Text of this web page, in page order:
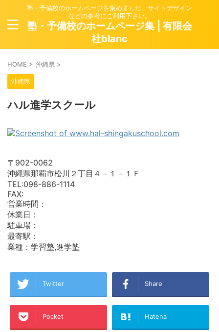
塾・予備校のホームページを集めました。サイトデザイン
などの参考にご利用下さい。
塾・予備校のホームページ集 | 有限会
社blanc
HOME > 沖縄県 >
沖縄県
ハル進学スクール
〒902-0062
沖縄県那覇市松川２丁目４－１－１Ｆ
TEL:098-886-1114
FAX:
営業時間：
休業日：
駐車場：
最寄駅：
業種：学習塾,進学塾
Twitter Share
Pocket Hatena